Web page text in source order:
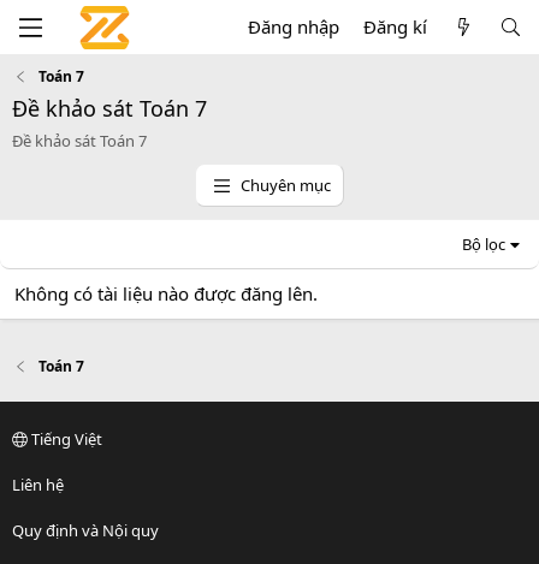
Đăng nhập Đăng kí
Toán 7
Đề khảo sát Toán 7
Đề khảo sát Toán 7
Chuyên mục
Bộ lọc
Không có tài liệu nào được đăng lên.
Toán 7
Tiếng Việt
Liên hệ
Quy định và Nội quy